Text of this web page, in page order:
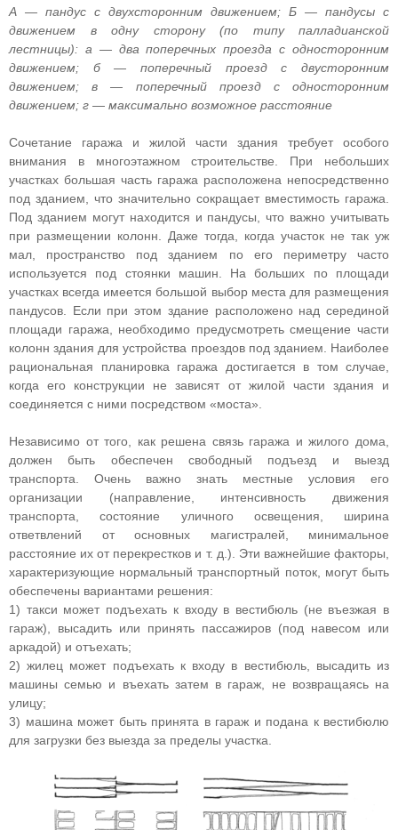
А — пандус с двухсторонним движением; Б — пандусы с
движением в одну сторону (по типу палладианской
лестницы): а — два поперечных проезда с односторонним
движением; б — поперечный проезд с двусторонним
движением; в — поперечный проезд с односторонним
движением; г — максимально возможное расстояние
Сочетание гаража и жилой части здания требует особого
внимания в многоэтажном строительстве. При небольших
участках большая часть гаража расположена непосредственно
под зданием, что значительно сокращает вместимость гаража.
Под зданием могут находится и пандусы, что важно учитывать
при размещении колонн. Даже тогда, когда участок не так уж
мал, пространство под зданием по его периметру часто
используется под стоянки машин. На больших по площади
участках всегда имеется большой выбор места для размещения
пандусов. Если при этом здание расположено над серединой
площади гаража, необходимо предусмотреть смещение части
колонн здания для устройства проездов под зданием. Наиболее
рациональная планировка гаража достигается в том случае,
когда его конструкции не зависят от жилой части здания и
соединяется с ними посредством «моста».
Независимо от того, как решена связь гаража и жилого дома,
должен быть обеспечен свободный подъезд и выезд
транспорта. Очень важно знать местные условия его
организации (направление, интенсивность движения
транспорта, состояние уличного освещения, ширина
ответвлений от основных магистралей, минимальное
расстояние их от перекрестков и т. д.). Эти важнейшие факторы,
характеризующие нормальный транспортный поток, могут быть
обеспечены вариантами решения:
1) такси может подъехать к входу в вестибюль (не въезжая в
гараж), высадить или принять пассажиров (под навесом или
аркадой) и отъехать;
2) жилец может подъехать к входу в вестибюль, высадить из
машины семью и въехать затем в гараж, не возвращаясь на
улицу;
3) машина может быть принята в гараж и подана к вестибюлю
для загрузки без выезда за пределы участка.